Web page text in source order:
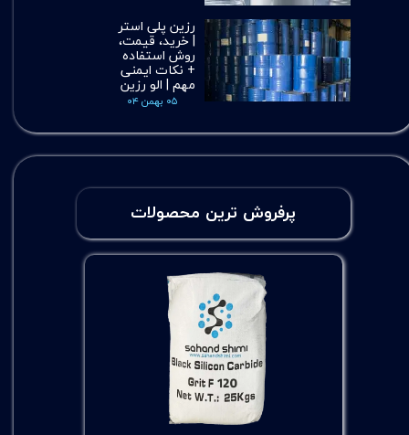
پرفروش ترین محصولات
رزین پلی استر
| خرید، قیمت،
روش استفاده
+ نکات ایمنی
مهم | الو رزین
۰۵ بهمن ۰۴